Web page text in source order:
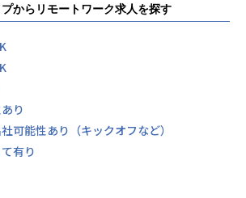
からリモートワーク求人を探す
り
可能性あり（キックオフなど）
有り